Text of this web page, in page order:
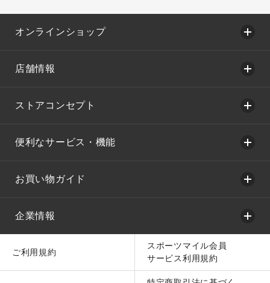
オンラインショップ
店舗情報
ストアコンセプト
便利なサービス・機能
お買い物ガイド
企業情報
ご利用規約
スポーツマイル会員
サービス利用規約